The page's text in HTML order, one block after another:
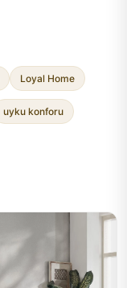
Loyal Home
uyku konforu